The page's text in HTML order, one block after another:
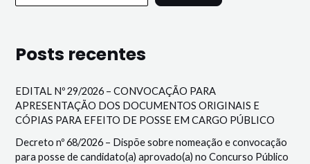
Posts recentes
EDITAL Nº 29/2026 – CONVOCAÇÃO PARA
APRESENTAÇÃO DOS DOCUMENTOS ORIGINAIS E
CÓPIAS PARA EFEITO DE POSSE EM CARGO PÚBLICO
Decreto nº 68/2026 – Dispõe sobre nomeação e convocação
para posse de candidato(a) aprovado(a) no Concurso Público